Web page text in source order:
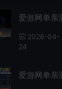
2026-04-
24